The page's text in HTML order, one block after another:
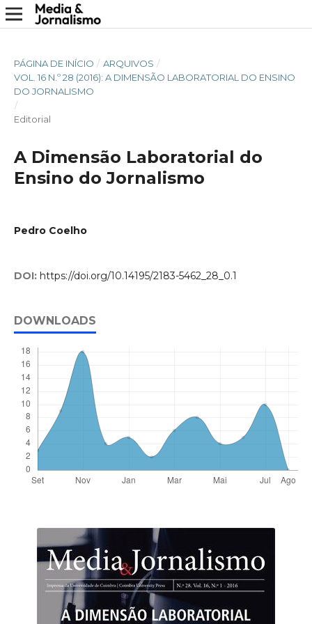
PÁGINA DE INÍCIO / ARQUIVOS /
VOL. 16 N.º 28 (2016): A DIMENSÃO LABORATORIAL DO ENSINO
DO JORNALISMO
/
Editorial
A Dimensão Laboratorial do
Ensino do Jornalismo
Pedro Coelho
DOI: https://doi.org/10.14195/2183-5462_28_0.1
DOWNLOADS